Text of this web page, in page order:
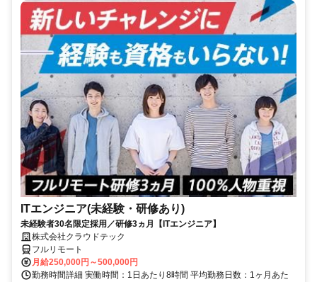
ITエンジニア(未経験・研修あり)
未経験者30名限定採用／研修3ヵ月【ITエンジニア】
株式会社クラウドテック
フルリモート
月給250,000円～500,000円
勤務時間詳細 実働時間：1日あたり8時間 平均勤務日数：1ヶ月あた